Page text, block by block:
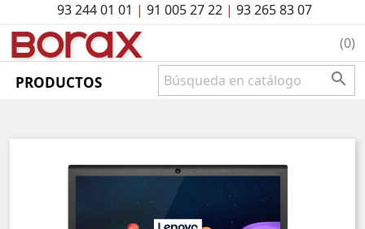
93 244 01 01 | 91 005 27 22| 93 265 83 07
BOrAx (0)
PRODUCTOS 